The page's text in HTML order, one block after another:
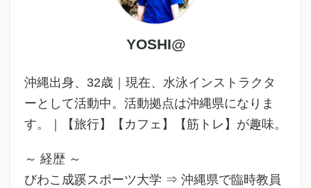
YOSHI@
沖縄出身、32歳｜現在、水泳インストラクタ
ーとして活動中。活動拠点は沖縄県になりま
す。｜【旅行】【カフェ】【筋トレ】が趣味。
～ 経歴 ～
びわこ成蹊スポーツ大学 ⇒ 沖縄県で臨時教員